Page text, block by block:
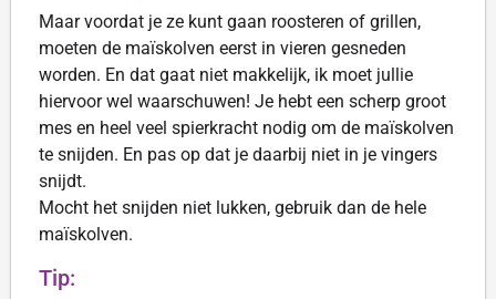
Maar voordat je ze kunt gaan roosteren of grillen,
moeten de maïskolven eerst in vieren gesneden
worden. En dat gaat niet makkelijk, ik moet jullie
hiervoor wel waarschuwen! Je hebt een scherp groot
mes en heel veel spierkracht nodig om de maïskolven
te snijden. En pas op dat je daarbij niet in je vingers
snijdt.
Mocht het snijden niet lukken, gebruik dan de hele
maïskolven.
Tip: